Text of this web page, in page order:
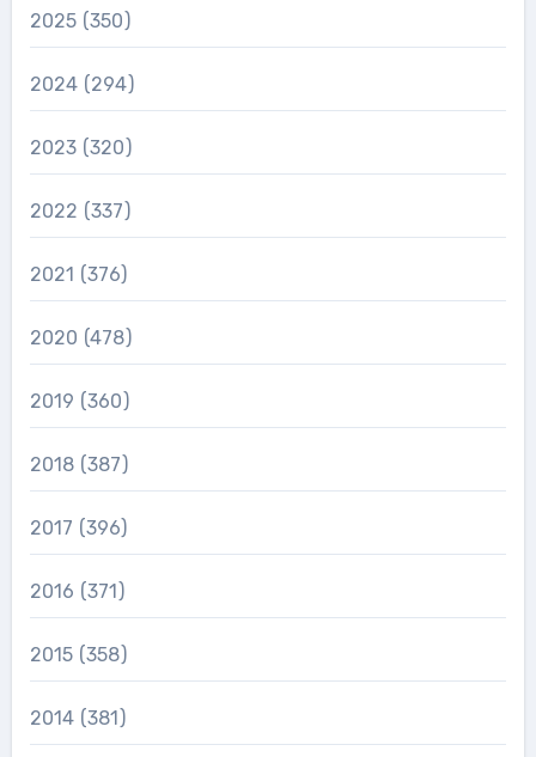
2025 (350)
2024 (294)
2023 (320)
2022 (337)
2021 (376)
2020 (478)
2019 (360)
2018 (387)
2017 (396)
2016 (371)
2015 (358)
2014 (381)